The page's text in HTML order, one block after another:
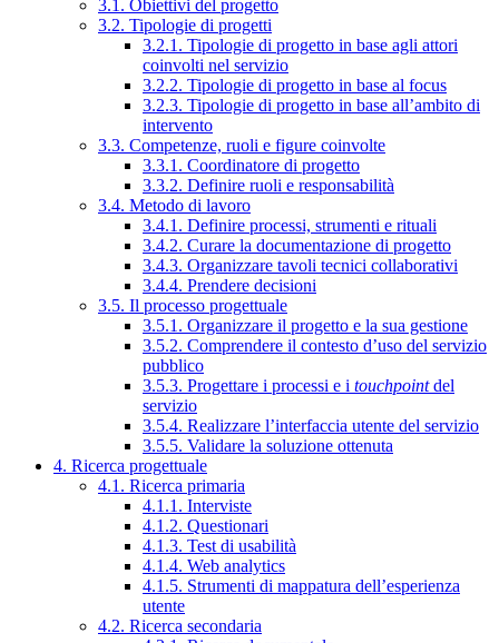
3.1. Obiettivi del progetto
3.2. Tipologie di progetti
3.2.1. Tipologie di progetto in base agli attori
coinvolti nel servizio
3.2.2. Tipologie di progetto in base al focus
3.2.3. Tipologie di progetto in base all’ambito di
intervento
3.3. Competenze, ruoli e figure coinvolte
3.3.1. Coordinatore di progetto
3.3.2. Definire ruoli e responsabilità
3.4. Metodo di lavoro
3.4.1. Definire processi, strumenti e rituali
3.4.2. Curare la documentazione di progetto
3.4.3. Organizzare tavoli tecnici collaborativi
3.4.4. Prendere decisioni
3.5. Il processo progettuale
3.5.1. Organizzare il progetto e la sua gestione
3.5.2. Comprendere il contesto d’uso del servizio
pubblico
3.5.3. Progettare i processi e i touchpointdel
servizio
3.5.4. Realizzare l’interfaccia utente del servizio
3.5.5. Validare la soluzione ottenuta
4. Ricerca progettuale
4.1. Ricerca primaria
4.1.1. Interviste
4.1.2. Questionari
4.1.3. Test di usabilità
4.1.4. Web analytics
4.1.5. Strumenti di mappatura dell’esperienza
utente
4.2. Ricerca secondaria